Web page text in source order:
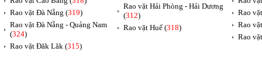
Rao vặt Đà Nẵng (319)
Rao vặt Đà Nẵng - Quảng Nam
(324)
Rao vặt Đăk Lăk (315)
Rao vặt Hải Phòng - Hải Dương
(312)
Rao vặt Huế (318)
Rao
Rao
Rao